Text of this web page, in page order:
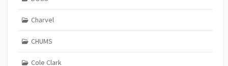
Charvel
CHUMS
Cole Clark